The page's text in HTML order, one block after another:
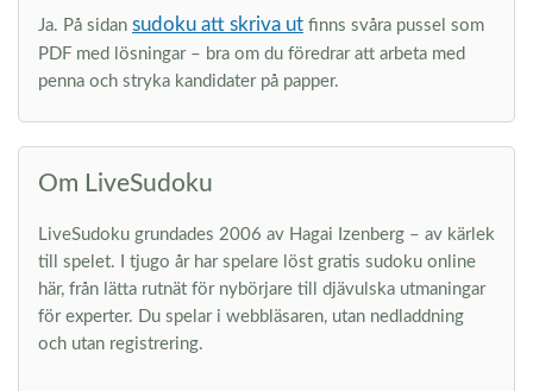
Ja. På sidan sudoku att skriva ut finns svåra pussel som
PDF med lösningar – bra om du föredrar att arbeta med
penna och stryka kandidater på papper.
Om LiveSudoku
LiveSudoku grundades 2006 av Hagai Izenberg – av kärlek
till spelet. I tjugo år har spelare löst gratis sudoku online
här, från lätta rutnät för nybörjare till djävulska utmaningar
för experter. Du spelar i webbläsaren, utan nedladdning
och utan registrering.